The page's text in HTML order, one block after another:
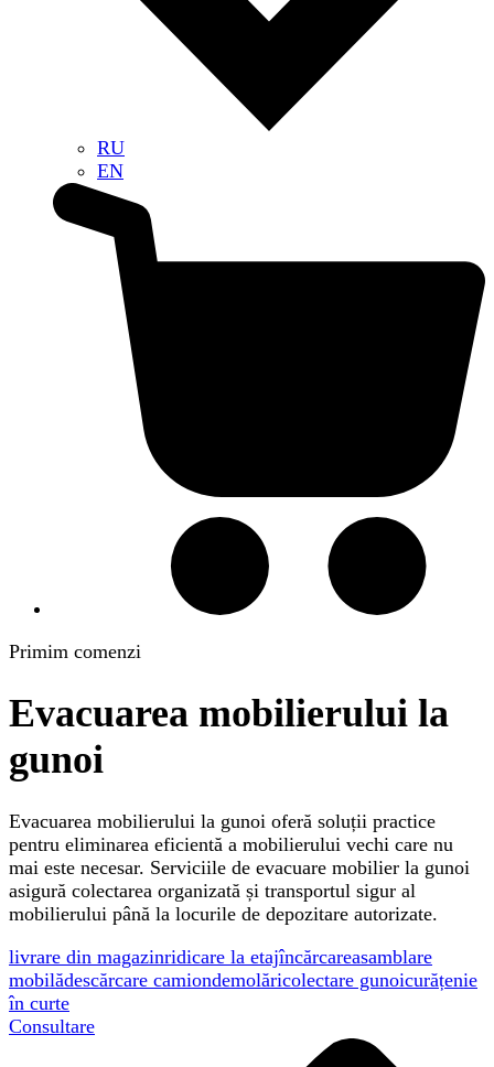
RU
EN
Primim comenzi
Evacuarea mobilierului la
gunoi
Evacuarea mobilierului la gunoi oferă soluții practice
pentru eliminarea eficientă a mobilierului vechi care nu
mai este necesar. Serviciile de evacuare mobilier la gunoi
asigură colectarea organizată și transportul sigur al
mobilierului până la locurile de depozitare autorizate.
livrare din magazinridicare la etajîncărcareasamblare
mobilădescărcare camiondemolăricolectare gunoicurățenie
în curte
Consultare